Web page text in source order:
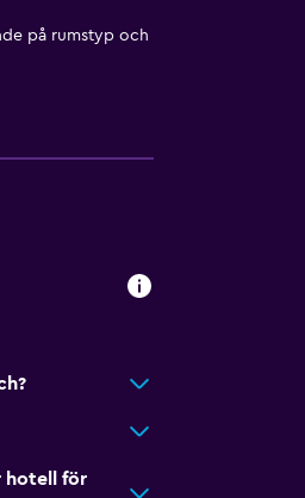
på rumstyp och
hotell för